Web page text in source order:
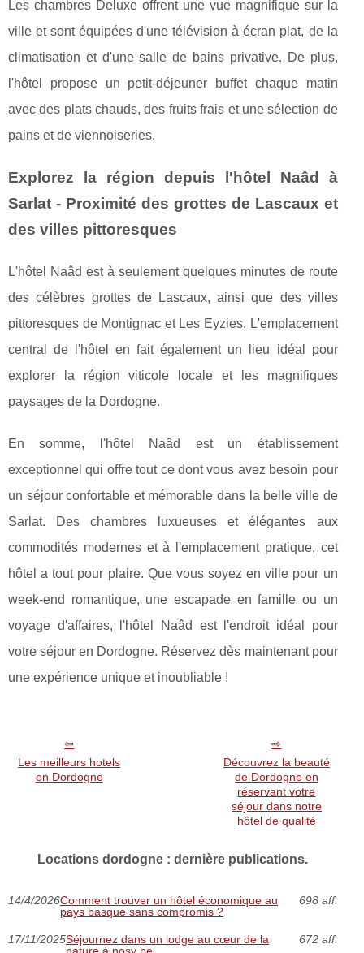
Les chambres Deluxe offrent une vue magnifique sur la
ville et sont équipées d'une télévision à écran plat, de la
climatisation et d'une salle de bains privative. De plus,
l'hôtel propose un petit-déjeuner buffet chaque matin
avec des plats chauds, des fruits frais et une sélection de
pains et de viennoiseries.
Explorez la région depuis l'hôtel Naâd à
Sarlat - Proximité des grottes de Lascaux et
des villes pittoresques
L'hôtel Naâd est à seulement quelques minutes de route
des célèbres grottes de Lascaux, ainsi que des villes
pittoresques de Montignac et Les Eyzies. L'emplacement
central de l'hôtel en fait également un lieu idéal pour
explorer la région viticole locale et les magnifiques
paysages de la Dordogne.
En somme, l'hôtel Naâd est un établissement
exceptionnel qui offre tout ce dont vous avez besoin pour
un séjour confortable et mémorable dans la belle ville de
Sarlat. Des chambres luxueuses et élégantes aux
commodités modernes et à l'emplacement pratique, cet
hôtel a tout pour plaire. Que vous soyez en ville pour un
week-end romantique, une escapade en famille ou un
voyage d'affaires, l'hôtel Naâd est l'endroit idéal pour
votre séjour en Dordogne. Réservez dès maintenant pour
une expérience unique et inoubliable !
Les meilleurs hotels
en Dordogne
Découvrez la beauté
de Dordogne en
réservant votre
séjour dans notre
hôtel de qualité
Locations dordogne : dernière publications.
14/4/2026Comment trouver un hôtel économique au
pays basque sans compromis ?
698 aff.
17/11/2025Séjournez dans un lodge au cœur de la
672 aff.